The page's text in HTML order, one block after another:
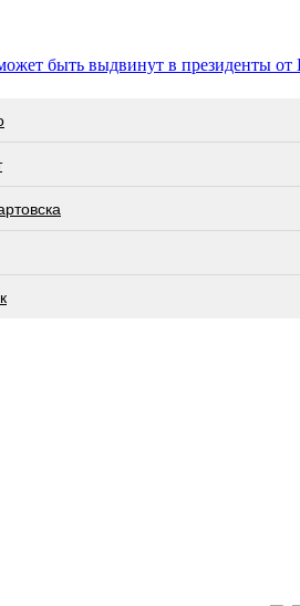
быть выдвинут в президенты